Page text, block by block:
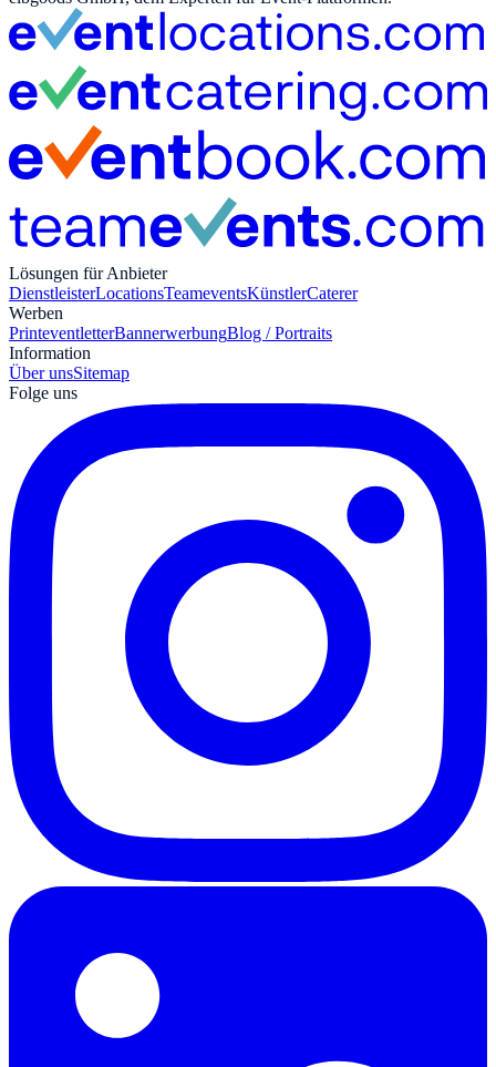
Lösungen für Anbieter
DienstleisterLocationsTeameventsKünstlerCaterer
Werben
PrinteventletterBannerwerbungBlog / Portraits
Information
Über unsSitemap
Folge uns